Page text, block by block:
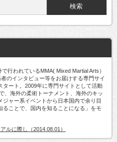
行われているMMA( Mixed Martial Arts）
のインタビュー等をお届けする専門サイ
タート。2009年に専門サイトとして活動
、海外の柔術トーナメント、海外のキッ
ャー系イベントから日本国内で余り目
ことで、国内を知ることになる」をモ
ルに際し（2014.08.01）